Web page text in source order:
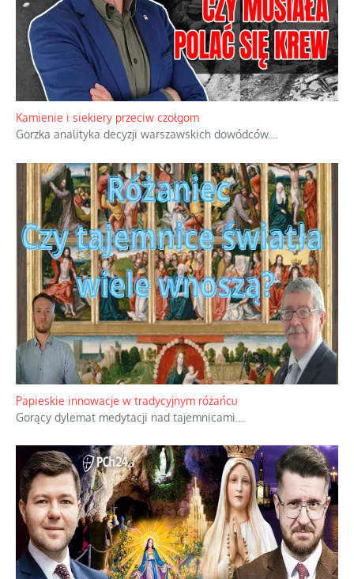
Kamienie i siekiery przeciw czołgom
Gorzka analityka decyzji warszawskich dowódców.
Papieskie innowacje w tradycyjnym różańcu
Gorący dylemat medytacji nad tajemnicami.